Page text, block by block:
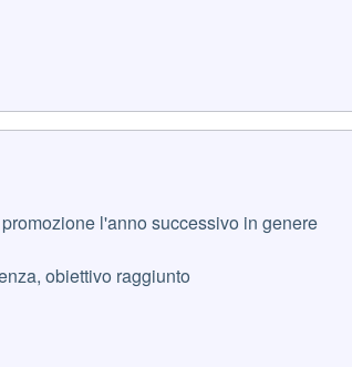
l'anno successivo in genere
obiettivo raggiunto